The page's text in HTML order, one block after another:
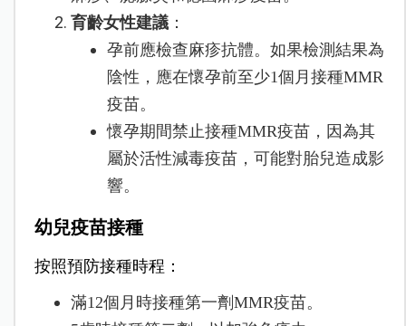
育齡女性建議：
孕前應檢查麻疹抗體。如果檢測結果為
陰性，應在懷孕前至少1個月接種MMR
疫苗。
懷孕期間禁止接種MMR疫苗，因為其
屬於活性減毒疫苗，可能對胎兒造成影
響。
幼兒疫苗接種
按照預防接種時程：
滿12個月時接種第一劑MMR疫苗。